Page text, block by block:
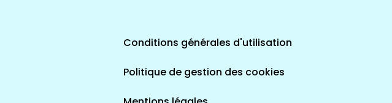
Conditions générales d'utilisation
Politique de gestion des cookies